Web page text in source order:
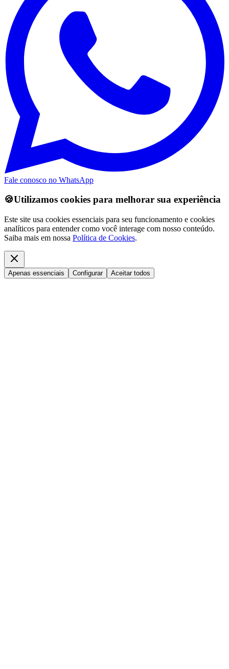
Fale conosco no WhatsApp
🍪Utilizamos cookies para melhorar sua experiência
Este site usa cookies essenciais para seu funcionamento e cookies
analíticos para entender como você interage com nosso conteúdo.
Saiba mais em nossa Política de Cookies.
Apenas essenciais Configurar Aceitar todos